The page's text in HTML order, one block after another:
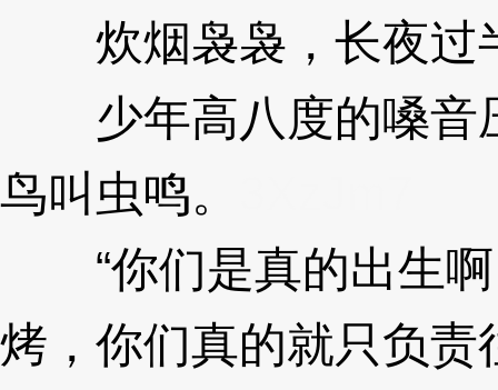
炊烟袅袅，长夜过
少年高八度的嗓音
鸟叫虫鸣。
“你们是真的出生啊
烤，你们真的就只负责